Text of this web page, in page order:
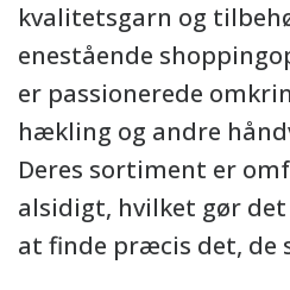
kvalitetsgarn og
enestående
er passionerede
hækling og andre
Deres sortiment er
alsidigt, hvilket gør
at finde præcis det, de